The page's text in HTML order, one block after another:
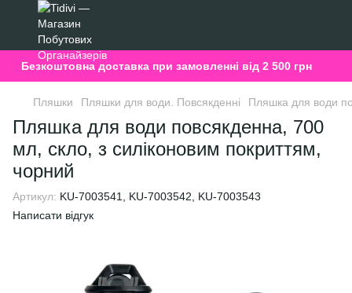
Безкоштовна доставка при замовленні від 2 500 грн
Пляшки Пляшки для води. Повсякденні Пляшка для води
Пляшка для води повсякденна, 700
мл, скло, з силіконовим покриттям,
чорний
Артикул: KU-7003541, KU-7003542, KU-7003543
Написати відгук